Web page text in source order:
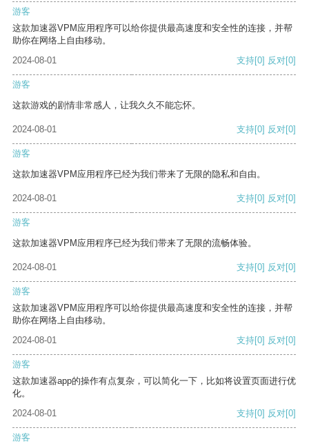
游客
这款加速器VPM应用程序可以给你提供最高速度和安全性的连接，并帮
助你在网络上自由移动。
2024-08-01
支持[0] 反对[0]
游客
这款游戏的剧情非常感人，让我久久不能忘怀。
2024-08-01 支持[0] 反对[0]
游客
这款加速器VPM应用程序已经为我们带来了无限的隐私和自由。
2024-08-01 支持[0] 反对[0]
游客
这款加速器VPM应用程序已经为我们带来了无限的流畅体验。
2024-08-01 支持[0] 反对[0]
游客
这款加速器VPM应用程序可以给你提供最高速度和安全性的连接，并帮
助你在网络上自由移动。
2024-08-01
支持[0] 反对[0]
游客
这款加速器app的操作有点复杂，可以简化一下，比如将设置页面进行优
化。
2024-08-01
支持[0] 反对[0]
游客